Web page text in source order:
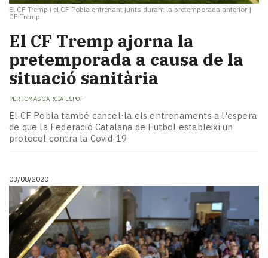
El CF Tremp i el CF Pobla entrenant junts durant la pretemporada anterior |
CF Tremp
El CF Tremp ajorna la
pretemporada a causa de la
situació sanitària
PER TOMÀS GARCIA ESPOT
El CF Pobla també cancel·la els entrenaments a l'espera
de que la Federació Catalana de Futbol estableixi un
protocol contra la Covid-19
03/08/2020